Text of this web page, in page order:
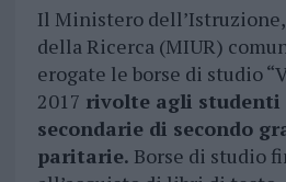
Il Ministero
della Ricerca (MIUR)
erogate le borse di studio
2017 rivolte agli studenti
secondarie di secondo
paritarie. Borse di studio